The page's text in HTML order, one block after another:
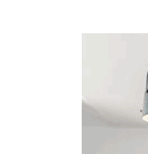
Για να